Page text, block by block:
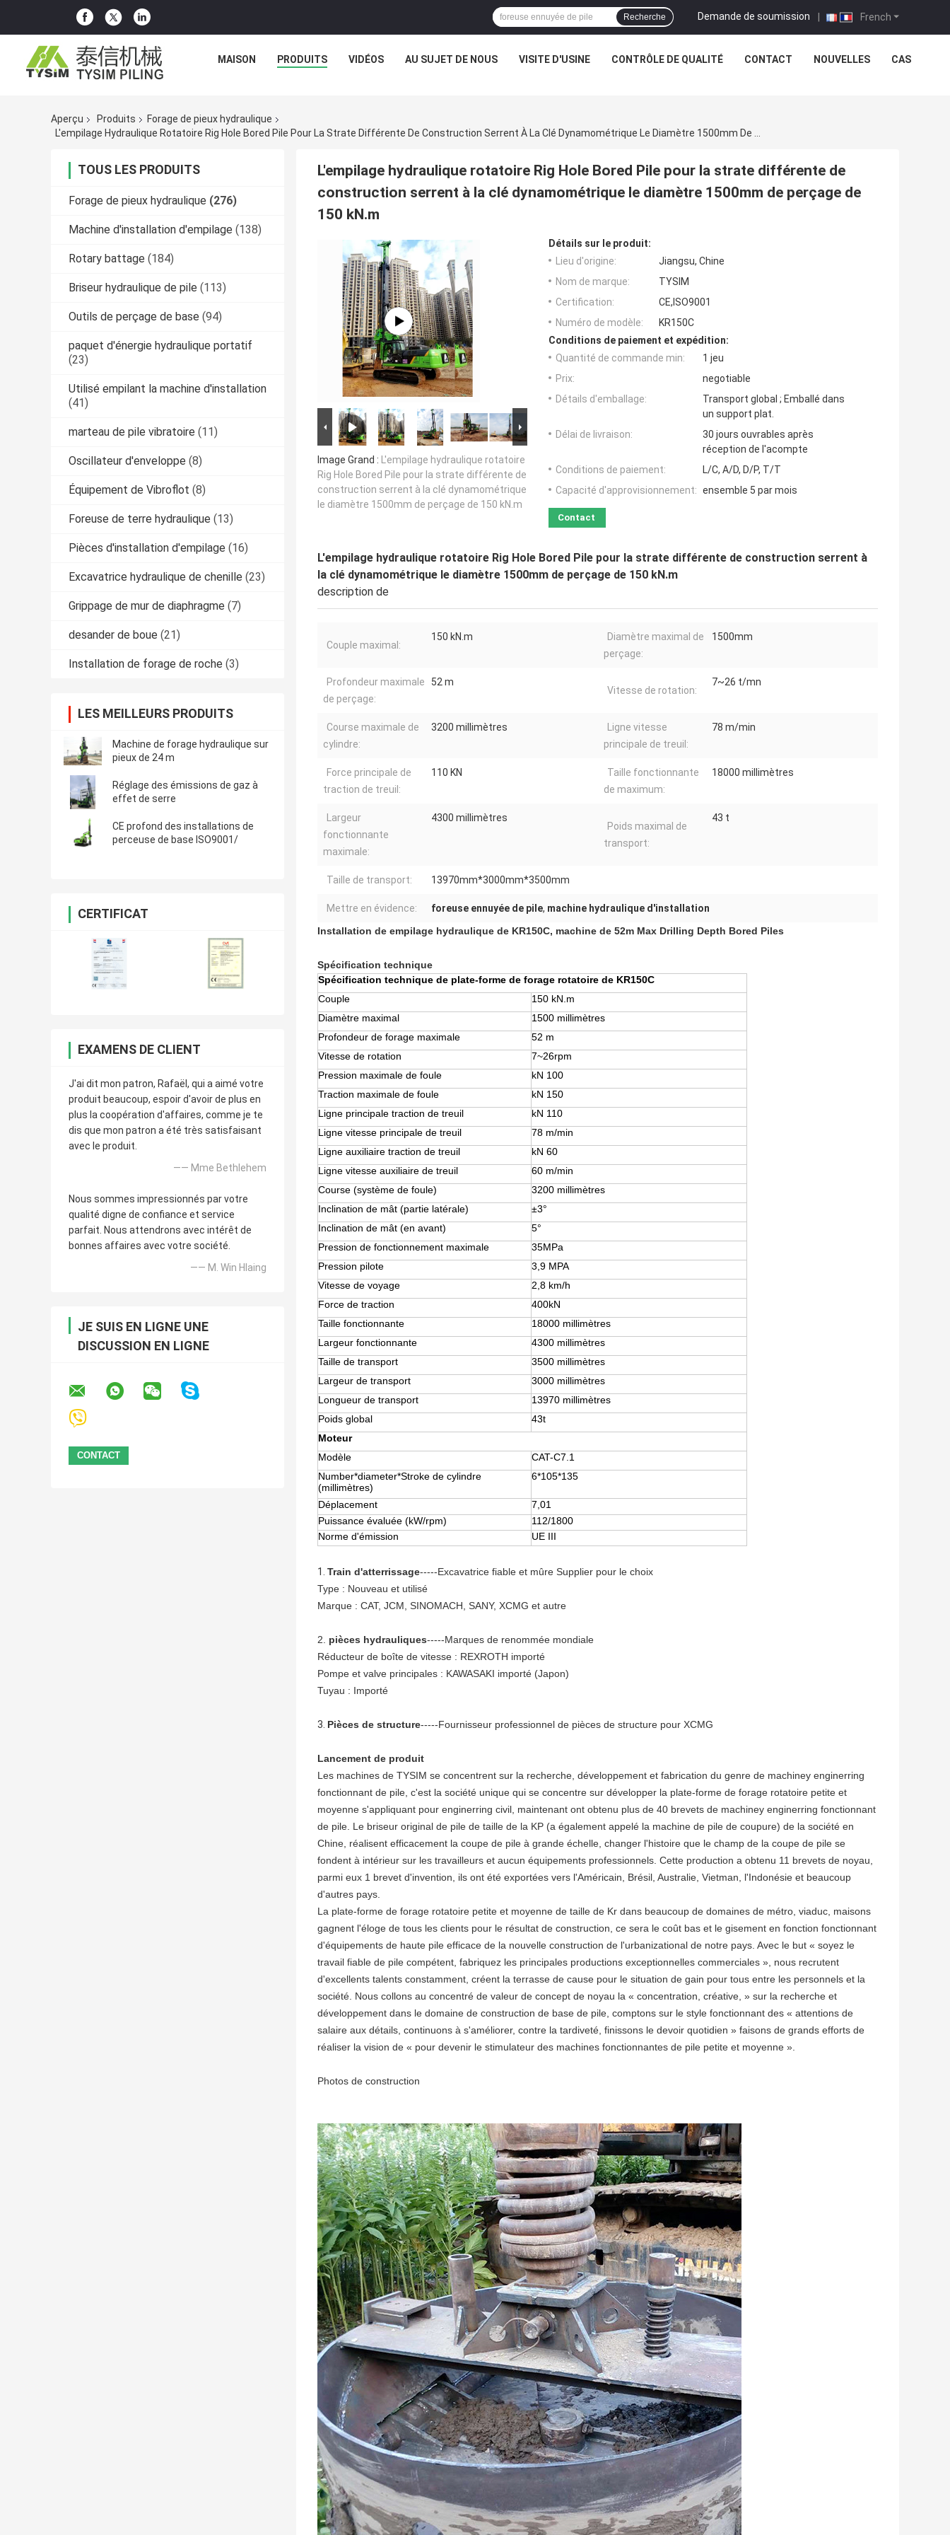
French
Demande de soumission |
Recherche
MAISON PRODUITS VIDÉOS AU SUJET DE NOUS VISITE D'USINE CONTRÔLE DE QUALITÉ CONTACT NOUVELLES CAS
Aperçu Produits
Forage de pieux hydraulique
TOUS LES PRODUITS
Forage de pieux hydraulique (276)
Machine d'installation d'empilage (138)
Rotary battage (184)
Briseur hydraulique de pile (113)
Outils de perçage de base (94)
paquet d'énergie hydraulique portatif
(23)
Utilisé empilant la machine d'installation
(41)
marteau de pile vibratoire (11)
Oscillateur d'enveloppe (8)
Équipement de Vibroflot (8)
Foreuse de terre hydraulique (13)
Pièces d'installation d'empilage (16)
Excavatrice hydraulique de chenille (23)
Grippage de mur de diaphragme (7)
desander de boue (21)
Installation de forage de roche (3)
LES MEILLEURS PRODUITS
Machine de forage hydraulique sur
pieux de 24 m
Réglage des émissions de gaz à
effet de serre
CE profond des installations de
perceuse de base ISO9001/
CERTIFICAT
EXAMENS DE CLIENT
J'ai dit mon patron, Rafaël, qui a aimé votre
produit beaucoup, espoir d'avoir de plus en
plus la coopération d'affaires, comme je te
dis que mon patron a été très satisfaisant
avec le produit.
—— Mme Bethlehem
Nous sommes impressionnés par votre
qualité digne de confiance et service
parfait. Nous attendrons avec intérêt de
bonnes affaires avec votre société.
—— M. Win Hlaing
JE SUIS EN LIGNE UNE
DISCUSSION EN LIGNE
L'empilage hydraulique rotatoire Rig Hole Bored Pile pour la strate différente de
construction serrent à la clé dynamométrique le diamètre 1500mm de perçage de
150 kN.m
Image Grand : L'empilage hydraulique rotatoire
Rig Hole Bored Pile pour la strate différente de
construction serrent à la clé dynamométrique
le diamètre 1500mm de perçage de 150 kN.m
Détails sur le produit:
Lieu d'origine:
Jiangsu, Chine
Nom de marque:
TYSIM
Certification:
CE,ISO9001
Numéro de modèle:
KR150C
Conditions de paiement et expédition:
Quantité de commande min:
1 jeu
Prix:
negotiable
Détails d'emballage:
Transport global ; Emballé dans
un support plat.
Délai de livraison:
30 jours ouvrables après
réception de l'acompte
Conditions de paiement:
L/C, A/D, D/P, T/T
Capacité d'approvisionnement: ensemble 5 par mois
Contact
L'empilage hydraulique rotatoire Rig Hole Bored Pile pour la strate différente de construction serrent à
la clé dynamométrique le diamètre 1500mm de perçage de 150 kN.m
description de
Couple maximal:
150 kN.m
Diamètre maximal de
perçage:
1500mm
Profondeur maximale
de perçage:
52 m
Vitesse de rotation:
7~26 t/mn
Course maximale de
cylindre:
3200 millimètres
Ligne vitesse
principale de treuil:
78 m/min
Force principale de
traction de treuil:
110 KN
Taille fonctionnante
de maximum:
18000 millimètres
Largeur
fonctionnante
maximale:
4300 millimètres
Poids maximal de
transport:
43 t
Taille de transport: 13970mm*3000mm*3500mm
Mettre en évidence: foreuse ennuyée de pile, machine hydraulique d'installation
Installation de empilage hydraulique de KR150C, machine de 52m Max Drilling Depth Bored Piles
Spécification technique
Spécification technique de plate-forme de forage rotatoire de KR150C
Couple
150 kN.m
Diamètre maximal
1500 millimètres
Profondeur de forage maximale
52 m
Vitesse de rotation
7~26rpm
Pression maximale de foule
kN 100
Traction maximale de foule
kN 150
Ligne principale traction de treuil
kN 110
Ligne vitesse principale de treuil
78 m/min
Ligne auxiliaire traction de treuil
kN 60
Ligne vitesse auxiliaire de treuil
60 m/min
Course (système de foule)
3200 millimètres
Inclination de mât (partie latérale)
±3°
Inclination de mât (en avant)
5°
Pression de fonctionnement maximale
35MPa
Pression pilote
3,9 MPA
Vitesse de voyage
2,8 km/h
Force de traction
400kN
Taille fonctionnante
18000 millimètres
Largeur fonctionnante
4300 millimètres
Taille de transport
3500 millimètres
Largeur de transport
3000 millimètres
Longueur de transport
13970 millimètres
Poids global
43t
Moteur
Modèle
CAT-C7.1
Number*diameter*Stroke de cylindre
(millimètres)
6*105*135
Déplacement
7,01
Puissance évaluée (kW/rpm)
112/1800
Norme d'émission
UE III
1. Train d'atterrissage-----Excavatrice fiable et mûre Supplier pour le choix
Type : Nouveau et utilisé
Marque : CAT, JCM, SINOMACH, SANY, XCMG et autre
2. pièces hydrauliques-----Marques de renommée mondiale
Réducteur de boîte de vitesse : REXROTH importé
Pompe et valve principales : KAWASAKI importé (Japon)
Tuyau : Importé
3. Pièces de structure-----Fournisseur professionnel de pièces de structure pour XCMG
Lancement de produit
Les machines de TYSIM se concentrent sur la recherche, développement et fabrication du genre de machiney enginerring
fonctionnant de pile, c'est la société unique qui se concentre sur développer la plate-forme de forage rotatoire petite et
moyenne s'appliquant pour enginerring civil, maintenant ont obtenu plus de 40 brevets de machiney enginerring fonctionnant
de pile. Le briseur original de pile de taille de la KP (a également appelé la machine de pile de coupure) de la société en
Chine, réalisent efficacement la coupe de pile à grande échelle, changer l'histoire que le champ de la coupe de pile se
fondent à intérieur sur les travailleurs et aucun équipements professionnels. Cette production a obtenu 11 brevets de noyau,
parmi eux 1 brevet d'invention, ils ont été exportées vers l'Américain, Brésil, Australie, Vietman, l'Indonésie et beaucoup
d'autres pays.
La plate-forme de forage rotatoire petite et moyenne de taille de Kr dans beaucoup de domaines de métro, viaduc, maisons
gagnent l'éloge de tous les clients pour le résultat de construction, ce sera le coût bas et le gisement en fonction fonctionnant
d'équipements de haute pile efficace de la nouvelle construction de l'urbanizational de notre pays. Avec le but « soyez le
travail fiable de pile compétent, fabriquez les principales productions exceptionnelles commerciales », nous recrutent
d'excellents talents constamment, créent la terrasse de cause pour le situation de gain pour tous entre les personnels et la
société. Nous collons au concentré de valeur de concept de noyau la « concentration, créative, » sur la recherche et
développement dans le domaine de construction de base de pile, comptons sur le style fonctionnant des « attentions de
salaire aux détails, continuons à s'améliorer, contre la tardiveté, finissons le devoir quotidien » faisons de grands efforts de
réaliser la vision de « pour devenir le stimulateur des machines fonctionnantes de pile petite et moyenne ».
Photos de construction